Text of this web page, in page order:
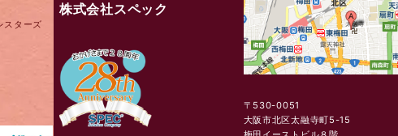
スターズ
株式会社スペック
〒530-0051
大阪市北区太融寺町5-15